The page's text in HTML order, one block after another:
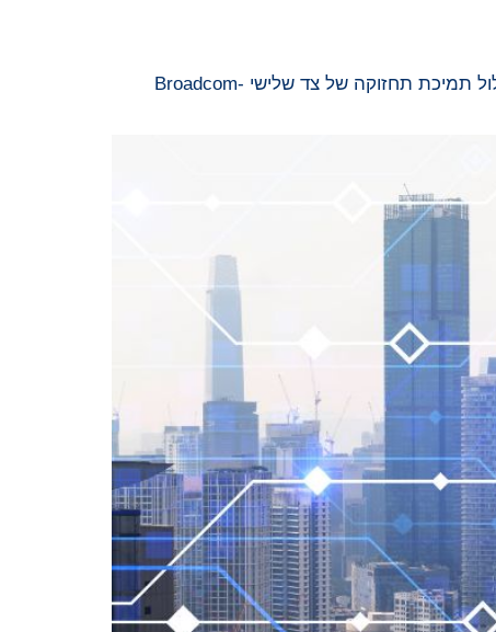
Telefónica Germany מחדשת את חוזה התמיכה של Oracle עם Spinnaker Support ומרחיבה את החוזה כך שיכלול תמיכת תחזוקה של צד שלישי Broadcom-